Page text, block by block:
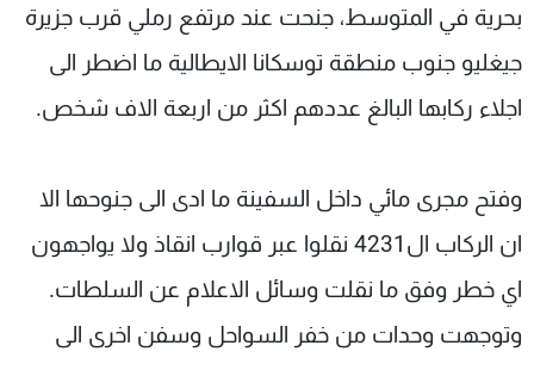
بحرية في المتوسط، جنحت عند مرتفع رملي قرب جزيرة
جيغليو جنوب منطقة توسكانا الايطالية ما اضطر الى
اجلاء ركابها البالغ عددهم اكثر من اربعة الاف شخص.
وفتح مجرى مائي داخل السفينة ما ادى الى جنوحها الا
ان الركاب ال4231 نقلوا عبر قوارب انقاذ ولا يواجهون
اي خطر وفق ما نقلت وسائل الاعلام عن السلطات.
وتوجهت وحدات من خفر السواحل وسفن اخرى الى
الإنـتـاج
تواصل معنا
شروط الإسـتخدام
سياسة الخصوصية